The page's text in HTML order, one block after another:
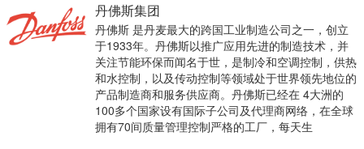
丹佛斯集团
丹佛斯 是丹麦最大的跨国工业制造公司之一，创立
于1933年。丹佛斯以推广应用先进的制造技术，并
关注节能环保而闻名于世，是制冷和空调控制，供热
和水控制，以及传动控制等领域处于世界领先地位的
产品制造商和服务供应商。丹佛斯已经在 4大洲的
100多个国家设有国际子公司及代理商网络，在全球
拥有70间质量管理控制严格的工厂，每天生